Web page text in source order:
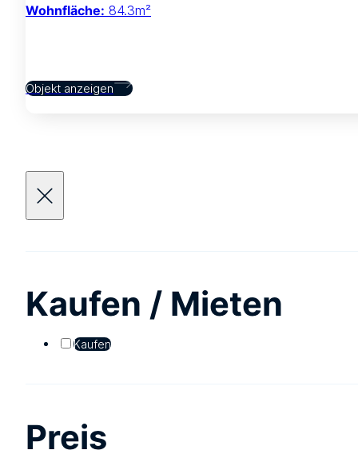
Wohnfläche: 84.3m²
Objekt anzeigen
Kaufen / Mieten
Kaufen
Preis